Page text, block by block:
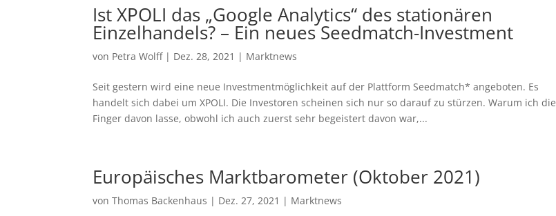
Ist XPOLI das „Google Analytics“ des stationären
Einzelhandels? – Ein neues Seedmatch-Investment
von Petra Wolff| Dez. 28, 2021 | Marktnews
Seit gestern wird eine neue Investmentmöglichkeit auf der Plattform Seedmatch* angeboten. Es
handelt sich dabei um XPOLI. Die Investoren scheinen sich nur so darauf zu stürzen. Warum ich die
Finger davon lasse, obwohl ich auch zuerst sehr begeistert davon war,...
Europäisches Marktbarometer (Oktober 2021)
vonThomas Backenhaus | Dez. 27, 2021 | Marktnews